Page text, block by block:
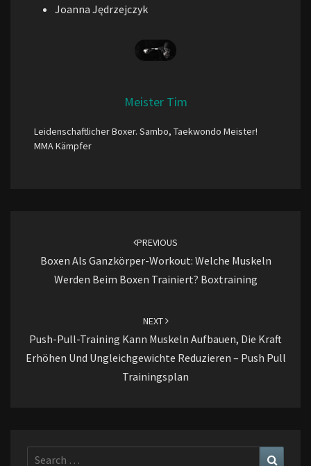
Joanna Jędrzejczyk
Meister Tim
Leidenschaftlicher Boxer. Sambo, Taekwondo Meister!
MMA Kämpfer
PREVIOUS
Boxen Als Ganzkörper-Workout: Welche Muskeln
Werden Beim Boxen Trainiert? Boxtraining
NEXT
Push-Pull-Training Kann Muskeln Aufbauen, Die Kraft
Erhöhen Und Ungleichgewichte Reduzieren – Push Pull
Trainingsplan
Search